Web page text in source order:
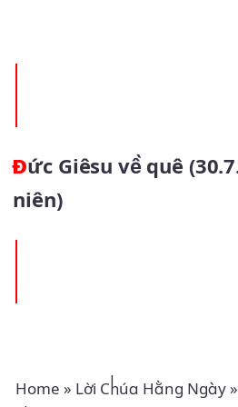
Đức Giêsu về quê (30.7.2021 – Thứ Sáu Tuần 17 Thường
niên)
Home » Lời Chúa Hằng Ngày»